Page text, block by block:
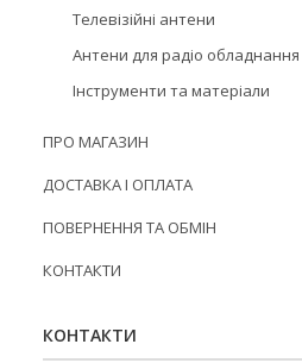
Телевізійні антени
Антени для радіо обладнання
Інструменти та матеріали
ПРО МАГАЗИН
ДОСТАВКА І ОПЛАТА
ПОВЕРНЕННЯ ТА ОБМІН
КОНТАКТИ
КОНТАКТИ